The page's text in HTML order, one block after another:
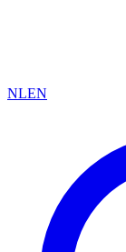
NLEN